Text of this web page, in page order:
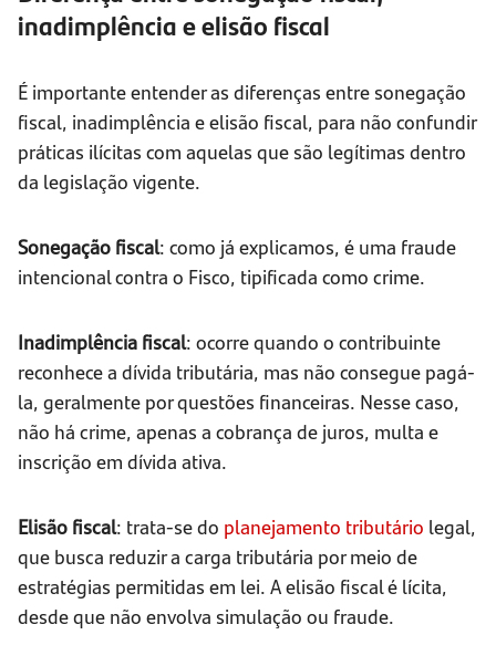
inadimplência e elisão fiscal
É importante entender as diferenças entre sonegação
fiscal, inadimplência e elisão fiscal, para não confundir
práticas ilícitas com aquelas que são legítimas dentro
da legislação vigente.
Sonegação fiscal: como já explicamos, é uma fraude
intencional contra o Fisco, tipificada como crime.
Inadimplência fiscal: ocorre quando o contribuinte
reconhece a dívida tributária, mas não consegue pagá-
la, geralmente por questões financeiras. Nesse caso,
não há crime, apenas a cobrança de juros, multa e
inscrição em dívida ativa.
Elisão fiscal: trata-se do planejamento tributário legal,
que busca reduzir a carga tributária por meio de
estratégias permitidas em lei. A elisão fiscal é lícita,
desde que não envolva simulação ou fraude.